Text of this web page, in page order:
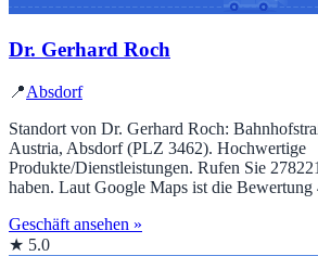
Dr. Gerhard Roch
📍Absdorf
Standort von Dr. Gerhard Roch:
Austria, Absdorf (PLZ 3462). Hochwertige
Produkte/Dienstleistungen. Rufen Sie
haben. Laut Google Maps ist die Bewertung
Geschäft ansehen »
★ 5.0